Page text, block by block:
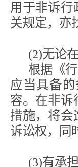
用于非诉行
关规定，亦
(2)无论
根据《
应当具备
容。在非诉
措施，将会
诉讼权，同
(3)有承